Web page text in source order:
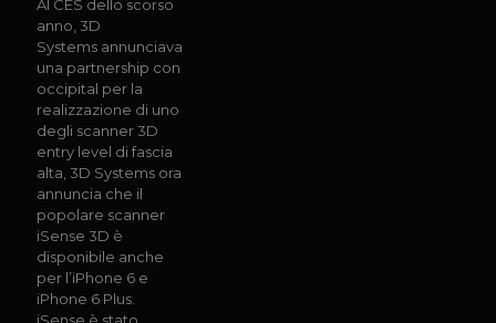
Al CES dello scorso
anno, 3D
Systems annunciava
una partnership con
occipital per la
realizzazione di uno
degli scanner 3D
entry level di fascia
alta, 3D Systems ora
annuncia che il
popolare scanner
iSense 3D è
disponibile anche
per l’iPhone 6 e
iPhone 6 Plus.